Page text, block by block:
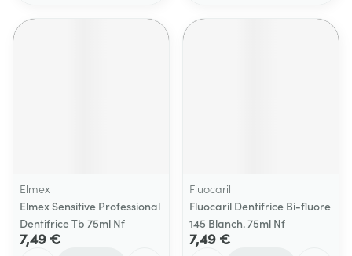
Elmex
Elmex Sensitive Professional
Dentifrice Tb 75ml Nf
7,49 €
Fluocaril
Fluocaril Dentifrice Bi-fluore
145 Blanch. 75ml Nf
7,49 €